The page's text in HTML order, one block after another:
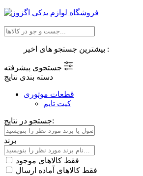
بیشترین جستجو های اخیر :
دسته بندی نتایج
قطعات موتوری
کیت تایم
جستجو در نتایج:
برند
فقط کالاهای موجود
فقط کالاهای آماده ارسال